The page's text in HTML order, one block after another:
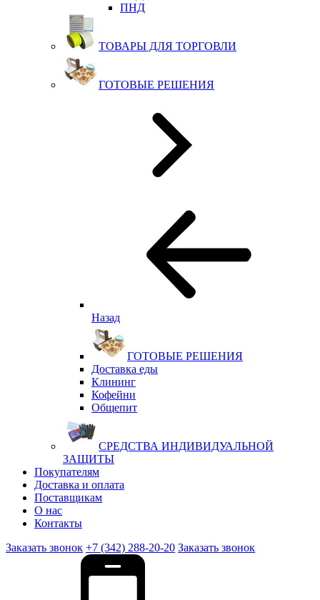
ПНД
ТОВАРЫ ДЛЯ ТОРГОВЛИ
ГОТОВЫЕ РЕШЕНИЯ
Назад
ГОТОВЫЕ РЕШЕНИЯ
Доставка еды
Клининг
Кофейни
Общепит
СРЕДСТВА ИНДИВИДУАЛЬНОЙ
ЗАЩИТЫ
Покупателям
Доставка и оплата
Поставщикам
О нас
Контакты
Заказать звонок +7 (342) 288-20-20 Заказать звонок